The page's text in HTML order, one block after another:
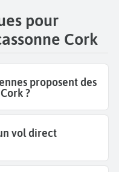
pour
Cork
proposent des
?
vol direct